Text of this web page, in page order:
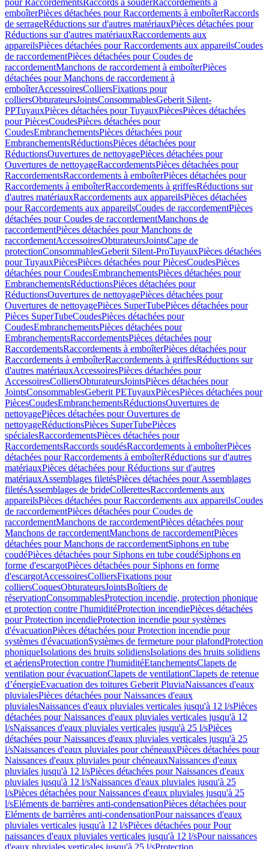
pour RaccordementsRaccords à souderRaccordements à
emboîterPièces détachées pour Raccordements à emboîterRaccords
de serrageRéductions sur d'autres matériauxPièces détachées pour
Réductions sur d'autres matériauxRaccordements aux
appareilsPièces détachées pour Raccordements aux appareilsCoudes
de raccordementPièces détachées pour Coudes de
raccordementManchons de raccordement à emboîterPièces
détachées pour Manchons de raccordement à
emboîterAccessoiresColliersFixations pour
colliersObturateursJointsConsommablesGeberit Silent-
PPTuyauxPièces détachées pour TuyauxPiècesPièces détachées
pour PiècesCoudesPièces détachées pour
CoudesEmbranchementsPièces détachées pour
EmbranchementsRéductionsPièces détachées pour
RéductionsOuvertures de nettoyagePièces détachées pour
Ouvertures de nettoyageRaccordementsPièces détachées pour
RaccordementsRaccordements à emboîterPièces détachées pour
Raccordements à emboîterRaccordements à griffesRéductions sur
d'autres matériauxRaccordements aux appareilsPièces détachées
pour Raccordements aux appareilsCoudes de raccordementPièces
détachées pour Coudes de raccordementManchons de
raccordementPièces détachées pour Manchons de
raccordementAccessoiresObturateursJointsCape de
protectionConsommablesGeberit Silent-ProTuyauxPièces détachées
pour TuyauxPiècesPièces détachées pour PiècesCoudesPièces
détachées pour CoudesEmbranchementsPièces détachées pour
EmbranchementsRéductionsPièces détachées pour
RéductionsOuvertures de nettoyagePièces détachées pour
Ouvertures de nettoyagePièces SuperTubePièces détachées pour
Pièces SuperTubeCoudesPièces détachées pour
CoudesEmbranchementsPièces détachées pour
EmbranchementsRaccordementsPièces détachées pour
RaccordementsRaccordements à emboîterPièces détachées pour
Raccordements à emboîterRaccordements à griffesRéductions sur
d'autres matériauxAccessoiresPièces détachées pour
AccessoiresColliersObturateursJointsPièces détachées pour
JointsConsommablesGeberit PETuyauxPiècesPièces détachées pour
PiècesCoudesEmbranchementsRéductionsOuvertures de
nettoyagePièces détachées pour Ouvertures de
nettoyageRéductionsPièces SuperTubePièces
spécialesRaccordementsPièces détachées pour
RaccordementsRaccords soudésRaccordements à emboîterPièces
détachées pour Raccordements à emboîterRéductions sur d'autres
matériauxPièces détachées pour Réductions sur d'autres
matériauxAssemblages filetésPièces détachées pour Assemblages
filetésAssemblages de brideCollerettesRaccordements aux
appareilsPièces détachées pour Raccordements aux appareilsCoudes
de raccordementPièces détachées pour Coudes de
raccordementManchons de raccordementPièces détachées pour
Manchons de raccordementManchons de raccordementPièces
détachées pour Manchons de raccordementSiphons en tube
coudéPièces détachées pour Siphons en tube coudéSiphons en
forme d'escargotPièces détachées pour Siphons en forme
d'escargotAccessoiresColliersFixations pour
colliersCoquesObturateursJointsBoîtiers de
réservationConsommablesProtection incendie, protection phonique
et protection contre l'humiditéProtection incendiePièces détachées
pour Protection incendieProtection incendie pour systèmes
d'évacuationPièces détachées pour Protection incendie pour
systèmes d'évacuationSystèmes de fermeture pour plafondProtection
phoniqueIsolations des bruits solidiensIsolations des bruits solidiens
et aériensProtection contre l'humiditéEtanchementsClapets de
ventilation pour évacuationClapets de ventilationClapets de retenue
d’énergieEvacuation des toitures Geberit PluviaNaissances d'eaux
pluvialesPièces détachées pour Naissances d'eaux
pluvialesNaissances d'eaux pluviales verticales jusqu'à 12 l/sPièces
détachées pour Naissances d'eaux pluviales verticales jusqu'à 12
l/sNaissances d'eaux pluviales verticales jusqu'à 25 l/sPièces
détachées pour Naissances d'eaux pluviales verticales jusqu'à 25
l/sNaissances d'eaux pluviales pour chéneauxPièces détachées pour
Naissances d'eaux pluviales pour chéneauxNaissances d'eaux
pluviales jusqu'à 12 l/sPièces détachées pour Naissances d'eaux
pluviales jusqu'à 12 l/sNaissances d'eaux pluviales jusqu'à 25
l/sPièces détachées pour Naissances d'eaux pluviales jusqu'à 25
l/sEléments de barrières anti-condensationPièces détachées pour
Eléments de barrières anti-condensationPour naissances d'eaux
pluviales verticales jusqu'à 12 l/sPièces détachées pour Pour
naissances d'eaux pluviales verticales jusqu'à 12 l/sPour naissances
d'eaux pluviales verticales jusqu'à 25 l/sProtection